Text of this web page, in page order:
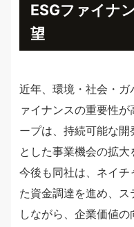
ESGファイナ
望
近年、環境・社会・ガ
ァイナンスの重要性
ープは、持続可能な
とした事業機会の拡大
今後も同社は、ネイ
た資金調達を進め、
しながら、企業価値